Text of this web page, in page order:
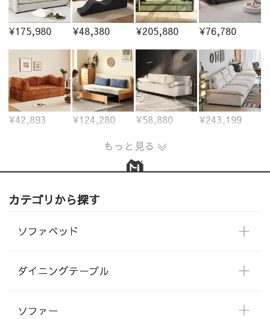
¥175,980 ¥48,380 ¥205,880 ¥76,780
¥42,893 ¥124,280 ¥58,880
¥243,199
もっと見る
カテゴリから探す
ソファベッド
ダイニングテーブル
ソファー